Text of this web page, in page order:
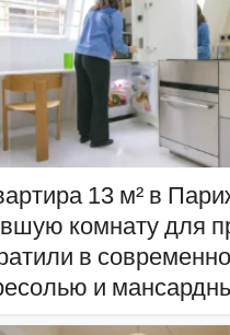
13 м² в
комнату для
в
и